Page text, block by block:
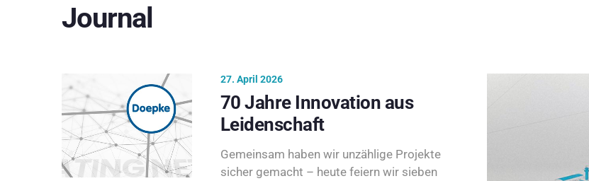
Journal
27. April 2026
70 Jahre Innovation aus
Leidenschaft
Gemeinsam haben wir unzählige Projekte
sicher gemacht – heute feiern wir sieben